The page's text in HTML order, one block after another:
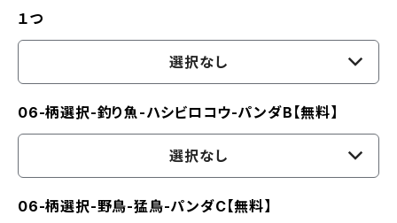
１つ
選択なし
06-柄選択-釣り魚-ハシビロコウ-パンダB【無料】
選択なし
06-柄選択-野鳥-猛鳥-パンダC【無料】